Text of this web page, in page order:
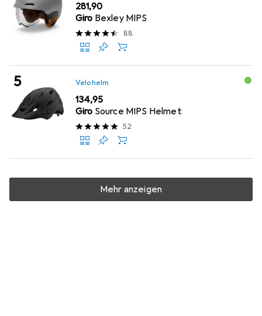
EUR
281,90
Giro Bexley MIPS
88
Velohelm
EUR
134,95
Giro Source MIPS Helmet
52
Mehr anzeigen